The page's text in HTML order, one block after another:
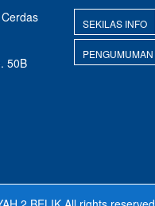
50B
SEKILAS INFO
PENGUMUMAN